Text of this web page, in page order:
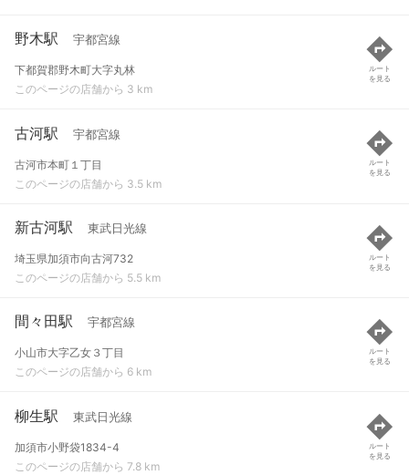
野木駅 宇都宮線
下都賀郡野木町大字丸林
このページの店舗から 3 km
ルート
を見る
古河駅 宇都宮線
古河市本町１丁目
このページの店舗から 3.5 km
ルート
を見る
新古河駅 東武日光線
埼玉県加須市向古河732
このページの店舗から 5.5 km
ルート
を見る
間々田駅 宇都宮線
小山市大字乙女３丁目
このページの店舗から 6 km
ルート
を見る
柳生駅 東武日光線
加須市小野袋1834-4
このページの店舗から 7.8 km
ルート
を見る